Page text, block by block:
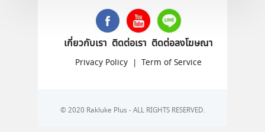
เกี่ยวกับเรา ติดต่อเรา ติดต่อลงโฆษณา
Privacy Policy | Term of Service
© 2020 Rakluke Plus - ALL RIGHTS RESERVED.